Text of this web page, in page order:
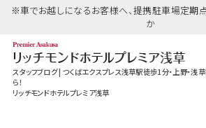
※車でお越しになるお客様へ、提携駐車場定
か
スタッフブログ | つくばエクスプレス浅草駅徒歩1分・上野・浅
ら！
リッチモンドホテルプレミア浅草